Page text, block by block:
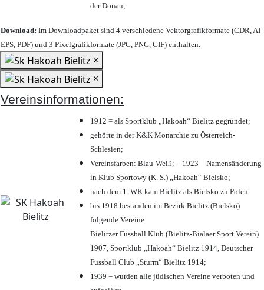
der Donau;
Download: Im Downloadpaket sind 4 verschiedene Vektorgrafikformate (CDR, AI
EPS, PDF) und 3 Pixelgrafikformate (JPG, PNG, GIF) enthalten.
×
×
Vereinsinformationen:
1912 = als Sportklub „Hakoah“ Bielitz gegründet;
gehörte in der K&K Monarchie zu Österreich-
Schlesien;
Vereinsfarben: Blau-Weiß; – 1923 = Namensänderung
in Klub Sportowy (K. S.) „Hakoah“ Bielsko;
nach dem 1. WK kam Bielitz als Bielsko zu Polen
bis 1918 bestanden im Bezirk Bielitz (Bielsko)
folgende Vereine:
Bielitzer Fussball Klub (Bielitz-Bialaer Sport Verein)
1907, Sportklub „Hakoah“ Bielitz 1914, Deutscher
Fussball Club „Sturm“ Bielitz 1914;
1939 = wurden alle jüdischen Vereine verboten und